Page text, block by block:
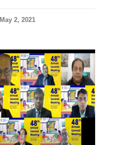
May 2, 2021